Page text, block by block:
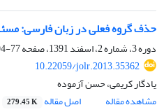
حذف گروه فعلی در زبان فارسی:
دوره 3، شماره 2، اسفند 1391، صفحه
77-94
10.22059/jolr.2013.35362
یادگار کریمی، حسن آزموده
مشاهده مقاله
اصل مقاله 279.45 K